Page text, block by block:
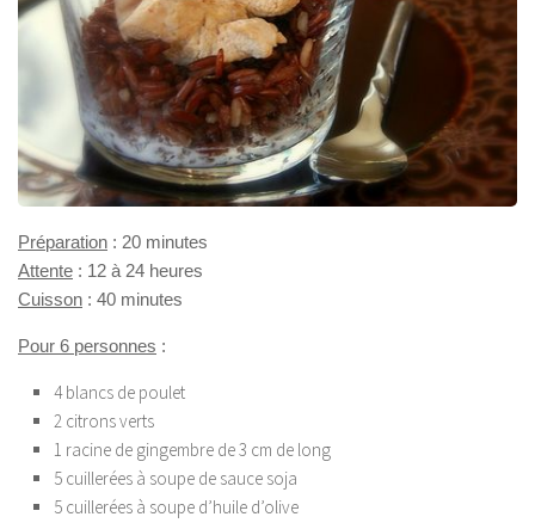
Préparation : 20 minutes
Attente : 12 à 24 heures
Cuisson : 40 minutes
Pour 6 personnes :
4 blancs de poulet
2 citrons verts
1 racine de gingembre de 3 cm de long
5 cuillerées à soupe de sauce soja
5 cuillerées à soupe d’huile d’olive